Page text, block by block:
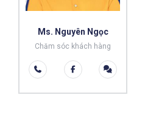
Ms. Nguyên Ngọc
Chăm sóc khách hàng